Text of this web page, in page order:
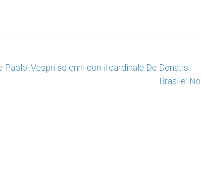
Paolo: Vespri solenni con il cardinale De Donatis
Brasile: